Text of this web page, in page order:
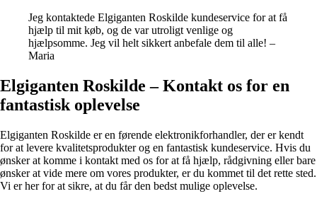
Jeg kontaktede Elgiganten Roskilde kundeservice for at få
hjælp til mit køb, og de var utroligt venlige og
hjælpsomme. Jeg vil helt sikkert anbefale dem til alle! –
Maria
Elgiganten Roskilde – Kontakt os for en
fantastisk oplevelse
Elgiganten Roskilde er en førende elektronikforhandler, der er kendt
for at levere kvalitetsprodukter og en fantastisk kundeservice. Hvis du
ønsker at komme i kontakt med os for at få hjælp, rådgivning eller bare
ønsker at vide mere om vores produkter, er du kommet til det rette sted.
Vi er her for at sikre, at du får den bedst mulige oplevelse.